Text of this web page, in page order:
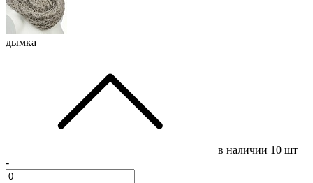
дымка
в наличии 10 шт
-